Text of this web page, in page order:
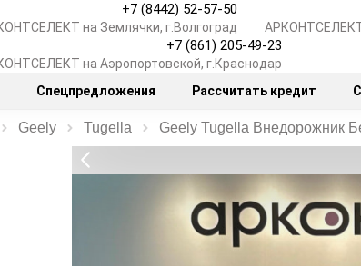
+7 (8442) 52-57-50
на Землячки, г.Волгоград АРКОНТСЕЛЕКТ
+7 (861) 205-49-23
на Аэропортовской, г.Краснодар
Спецпредложения Рассчитать кредит
Geely Tugella Geely Tugella Внедорожник